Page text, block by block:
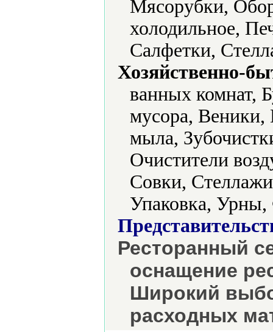
Мясорубки,
холодильное,
Салфетки,
Хозяйственно-
ванных комнат,
мусора, Веники,
мыла,
Очистители
Совки, Стеллажи
Упаковка,
Ресторанный
оснащение
Широкий
расходных